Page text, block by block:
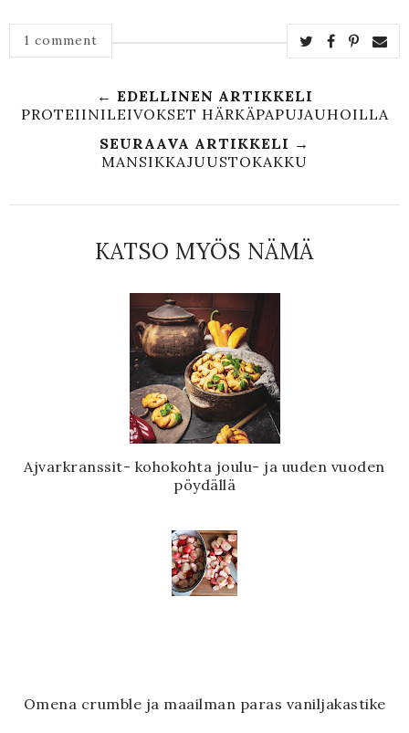
1 comment
← EDELLINEN ARTIKKELI
PROTEIINILEIVOKSET HÄRKÄPAPUJAUHOILLA
SEURAAVA ARTIKKELI →
MANSIKKAJUUSTOKAKKU
KATSO MYÖS NÄMÄ
Ajvarkranssit- kohokohta joulu- ja uuden vuoden
pöydällä
Omena crumble ja maailman paras vaniljakastike